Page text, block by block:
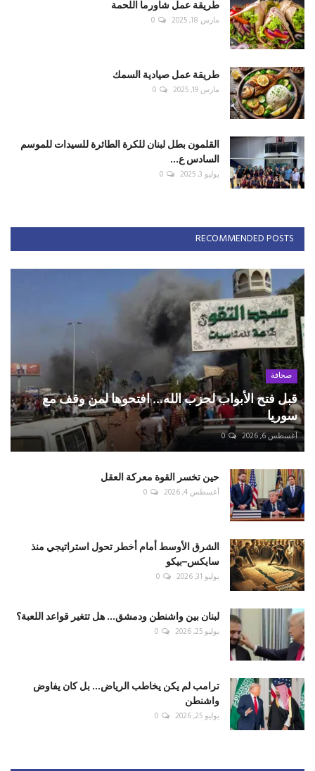
طريقة عمل شاورما اللحمة
مارس 18, 2025 0
طريقة عمل صيادية السمك
مارس 19, 2025 0
القلمون بطل لبنان للكرة الطائرة للسيدات للموسم
السادس ع...
يوليو 3, 2025 0
RECOMMENDED POSTS
صحافة
قبل فتح الأبواب لحزب الله... افتحوها لمن وقف مع
سوريا
أغسطس 6, 2026 0
حين تخسر القوة معركة العقل
أغسطس 4, 2026 0
الشرق الأوسط أمام أخطر تحول استراتيجي منذ
سايكس–بيكو
يوليو 31, 2026 0
لبنان بين واشنطن ودمشق... هل تتغير قواعد اللعبة؟
يوليو 25, 2026 0
ترامب لم يكن يخاطب الرياض... بل كان يفاوض
واشنطن
يوليو 25, 2026 0